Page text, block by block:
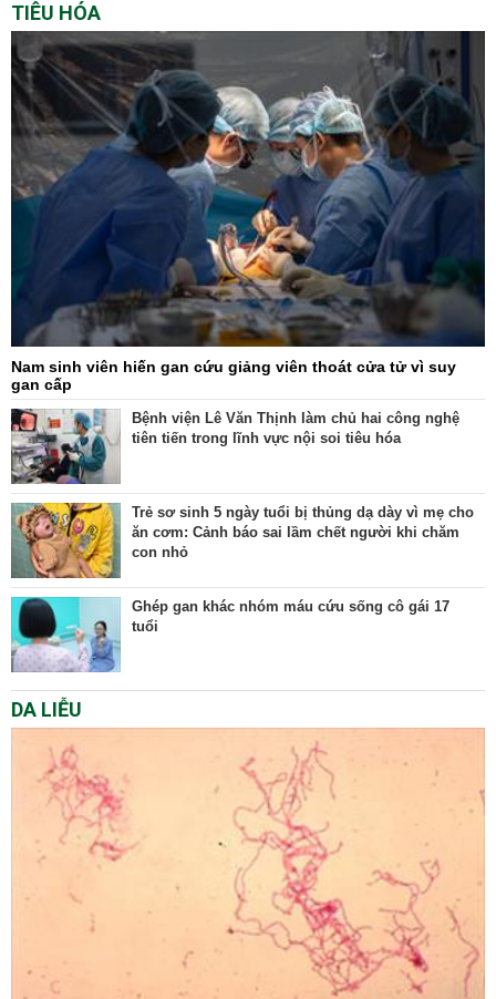
TIÊU HÓA
Nam sinh viên hiến gan cứu giảng viên thoát cửa tử vì suy
gan cấp
Bệnh viện Lê Văn Thịnh làm chủ hai công nghệ
tiên tiến trong lĩnh vực nội soi tiêu hóa
Trẻ sơ sinh 5 ngày tuổi bị thủng dạ dày vì mẹ cho
ăn cơm: Cảnh báo sai lầm chết người khi chăm
con nhỏ
Ghép gan khác nhóm máu cứu sống cô gái 17
tuổi
DA LIỄU